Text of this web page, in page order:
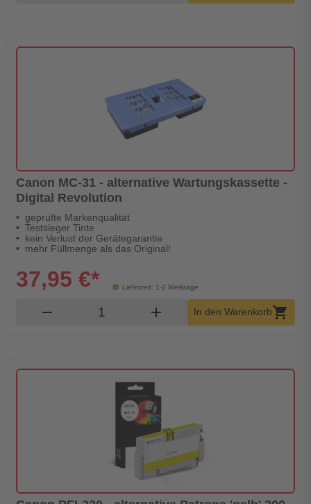
Canon MC-31 - alternative Wartungskassette -
Digital Revolution
geprüfte Markenqualität
Testsieger Tinte
kein Verlust der Gerätegarantie
mehr Füllmenge als das Original!
Lieferzeit: 1-2 Werktage
37,95 €*
remove Produkt Warenkorb Menge
add In den Warenkorbshopping_cart